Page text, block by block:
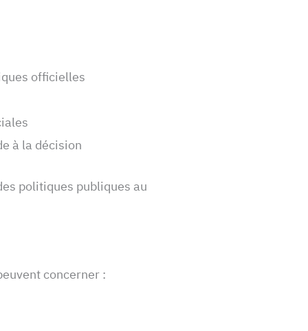
officielles
à la décision
politiques publiques au
concerner :